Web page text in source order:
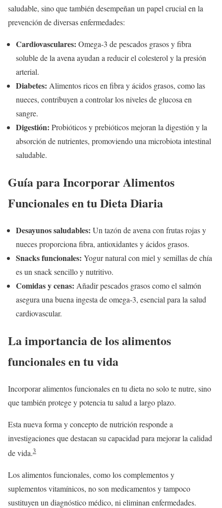
saludable, sino que también desempeñan un papel crucial en la
prevención de diversas enfermedades:
Cardiovasculares: Omega-3 de pescados grasos y fibra
soluble de la avena ayudan a reducir el colesterol y la presión
arterial.
Diabetes: Alimentos ricos en fibra y ácidos grasos, como las
nueces, contribuyen a controlar los niveles de glucosa en
sangre.
Digestión: Probióticos y prebióticos mejoran la digestión y la
absorción de nutrientes, promoviendo una microbiota intestinal
saludable.
Guía para Incorporar Alimentos
Funcionales en tu Dieta Diaria
Desayunos saludables: Un tazón de avena con frutas rojas y
nueces proporciona fibra, antioxidantes y ácidos grasos.
Snacks funcionales: Yogur natural con miel y semillas de chía
es un snack sencillo y nutritivo.
Comidas y cenas: Añadir pescados grasos como el salmón
asegura una buena ingesta de omega-3, esencial para la salud
cardiovascular.
La importancia de los alimentos
funcionales en tu vida
Incorporar alimentos funcionales en tu dieta no solo te nutre, sino
que también protege y potencia tu salud a largo plazo.
Esta nueva forma y concepto de nutrición responde a
investigaciones que destacan su capacidad para mejorar la calidad
de vida.3
Los alimentos funcionales, como los complementos y
suplementos vitamínicos, no son medicamentos y tampoco
sustituyen un diagnóstico médico, ni eliminan enfermedades.